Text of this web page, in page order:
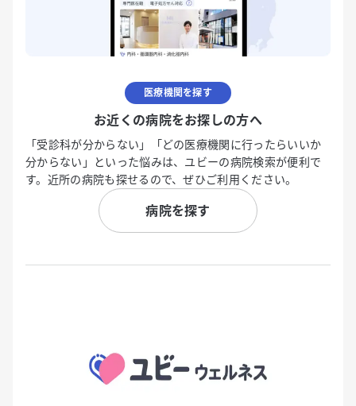
医療機関を探す
お近くの病院をお探しの方へ
「受診科が分からない」「どの医療機関に行ったらいいか
分からない」といった悩みは、ユビーの病院検索が便利で
す。近所の病院も探せるので、ぜひご利用ください。
病院を探す